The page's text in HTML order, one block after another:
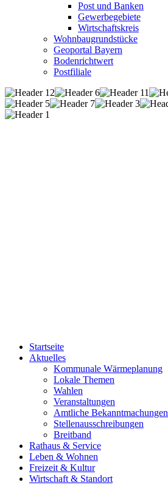
Post und Banken
Gewerbegebiete
Wirtschaftskreis
Wohnbaugrundstücke
Geoportal Bayern
Bodenrichtwert
Postfiliale
Startseite
Aktuelles
Kommunale Wärmeplanung
Lokale Themen
Wahlen
Veranstaltungen
Amtliche Bekanntmachungen
Stellenausschreibungen
Breitband
Rathaus & Service
Leben & Wohnen
Freizeit & Kultur
Wirtschaft & Standort